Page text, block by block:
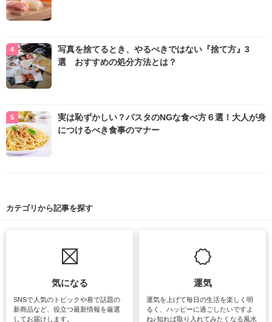
写真を捨てるとき、やるべきではない『捨て方』3
選 おすすめの処分方法とは？
実は恥ずかしい？パスタのNGな食べ方６選！大人が身
につけるべき食事のマナー
カテゴリから記事を探す
気になる
SNSで人気のトピックや巷で話題の
新商品など、役立つ最新情報を厳選
してお届けします。
運気
運気を上げて毎日の生活を楽しく明
るく、ハッピーに過ごしたいですよ
ね♪知れば取り入れてみたくなる風水